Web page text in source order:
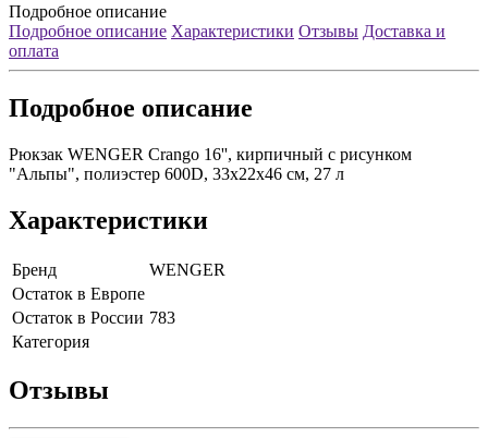
Подробное описание
Подробное описание Характеристики Отзывы Доставка и
оплата
Подробное описание
Рюкзак WENGER Crango 16'', кирпичный с рисунком
"Альпы", полиэстер 600D, 33x22x46 см, 27 л
Характеристики
Бренд
WENGER
Остаток в Европе
Остаток в России 783
Категория
Отзывы